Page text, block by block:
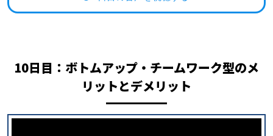
10日目：ボトムアップ・チームワーク型のメ
リットとデメリット